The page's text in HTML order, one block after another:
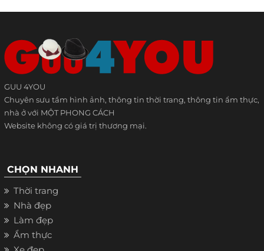
GUU 4YOU
Chuyên sưu tầm hình ảnh, thông tin thời trang, thông tin ẩm thực,
nhà ở với MỘT PHONG CÁCH
Website không có giá trị thương mại.
CHỌN NHANH
Thời trang
Nhà đẹp
Làm đẹp
Ẩm thực